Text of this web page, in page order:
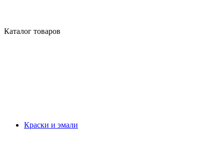
Каталог товаров
Краски и эмали